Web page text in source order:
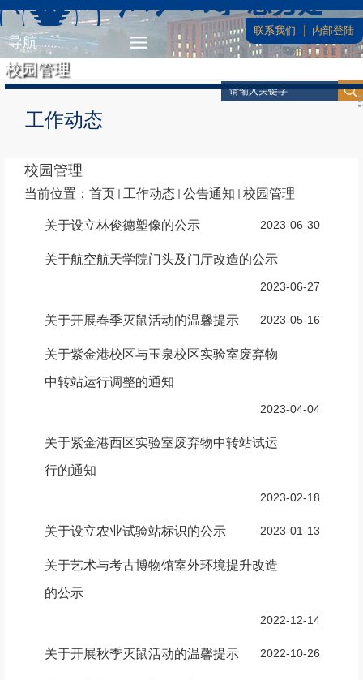
联系我们 内部登陆
导航
校园管理
工作动态
校园管理
当前位置： 首页 工作动态 公告通知 校园管理
关于设立林俊德塑像的公示 2023-06-30
关于航空航天学院门头及门厅改造的公示
2023-06-27
关于开展春季灭鼠活动的温馨提示 2023-05-16
关于紫金港校区与玉泉校区实验室废弃物
中转站运行调整的通知
2023-04-04
关于紫金港西区实验室废弃物中转站试运
行的通知
2023-02-18
关于设立农业试验站标识的公示 2023-01-13
关于艺术与考古博物馆室外环境提升改造
的公示
2022-12-14
关于开展秋季灭鼠活动的温馨提示 2022-10-26